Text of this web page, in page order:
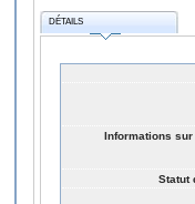
DÉTAILS
Informations
Statut